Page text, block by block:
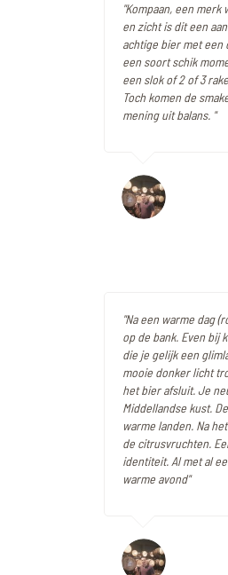
"Kompaan, een
en zicht is dit een
achtige bier met een
een soort schik
een slok of 2 of 3
Toch komen de
mening uit balans. "
"Na een warme dag
op de bank. Even bij
die je gelijk een
mooie donker licht
het bier afsluit. Je
Middellandse kust.
warme landen. Na
de citrusvruchten.
identiteit. Al met al
warme avond"